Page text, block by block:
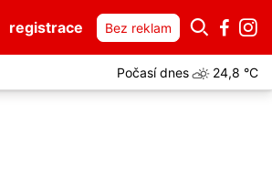
registrace Bez reklam
Počasí dnes 24,8 °C